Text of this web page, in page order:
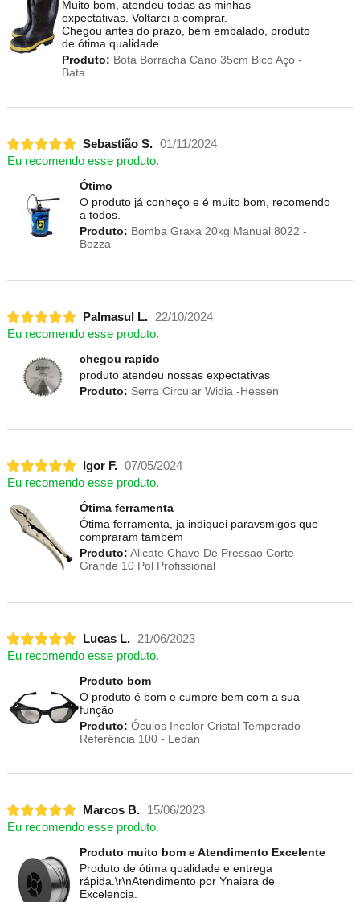
Muito bom, atendeu todas as minhas
expectativas. Voltarei a comprar.
Chegou antes do prazo, bem embalado, produto
de ótima qualidade.
Produto: Bota Borracha Cano 35cm Bico Aço -
Bata
Sebastião S. 01/11/2024
Eu recomendo esse produto.
Ótimo
O produto já conheço e é muito bom, recomendo
a todos.
Produto: Bomba Graxa 20kg Manual 8022 -
Bozza
Palmasul L.
22/10/2024
Eu recomendo esse produto.
chegou rapido
produto atendeu nossas expectativas
Produto: Serra Circular Widia -Hessen
Igor F. 07/05/2024
Eu recomendo esse produto.
Ótima ferramenta
Ótima ferramenta, ja indiquei paravsmigos que
compraram também
Produto: Alicate Chave De Pressao Corte
Grande 10 Pol Profissional
Lucas L.
21/06/2023
Eu recomendo esse produto.
Produto bom
O produto é bom e cumpre bem com a sua
função
Produto: Óculos Incolor Cristal Temperado
Referência 100 - Ledan
Marcos B.
15/06/2023
Eu recomendo esse produto.
Produto muito bom e Atendimento Excelente
Produto de ótima qualidade e entrega
rápida.\r\nAtendimento por Ynaiara de
Excelencia.